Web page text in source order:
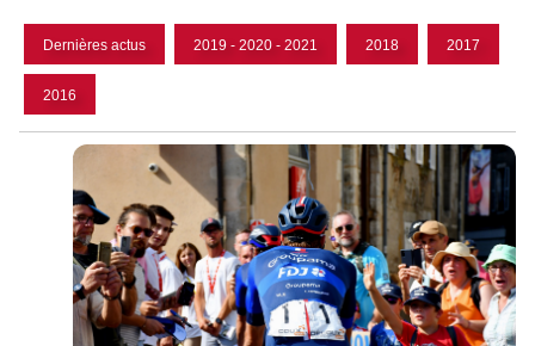
Dernières actus 2019 - 2020 - 2021 2018 2017
2016